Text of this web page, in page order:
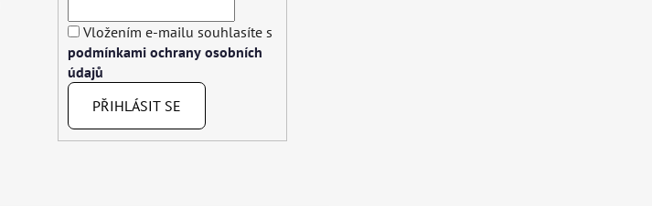
Vložením e-mailu souhlasíte s
podmínkami ochrany osobních
údajů
PŘIHLÁSIT SE